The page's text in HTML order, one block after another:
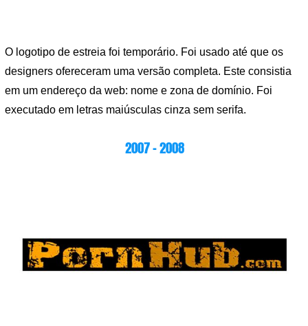
O logotipo de estreia foi temporário. Foi usado até que os
designers ofereceram uma versão completa. Este consistia
em um endereço da web: nome e zona de domínio. Foi
executado em letras maiúsculas cinza sem serifa.
2007 – 2008